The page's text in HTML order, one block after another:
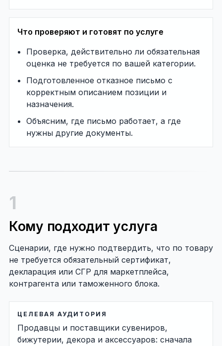
Что проверяют и готовят по услуге
Проверка, действительно ли обязательная
оценка не требуется по вашей категории.
Подготовленное отказное письмо с
корректным описанием позиции и
назначения.
Объясним, где письмо работает, а где
нужны другие документы.
1
Кому подходит услуга
Сценарии, где нужно подтвердить, что по товару
не требуется обязательный сертификат,
декларация или СГР для маркетплейса,
контрагента или таможенного блока.
ЦЕЛЕВАЯ АУДИТОРИЯ
Продавцы и поставщики сувениров,
бижутерии, декора и аксессуаров: сначала